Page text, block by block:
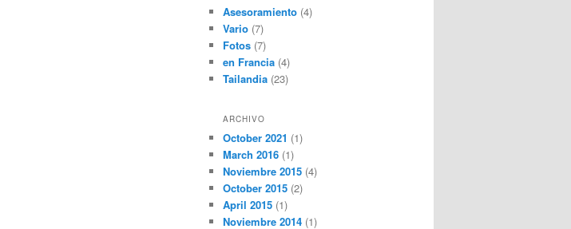
Asesoramiento (4)
Vario (7)
Fotos (7)
en Francia (4)
Tailandia (23)
ARCHIVO
October 2021 (1)
March 2016 (1)
Noviembre 2015 (4)
October 2015 (2)
April 2015 (1)
Noviembre 2014 (1)